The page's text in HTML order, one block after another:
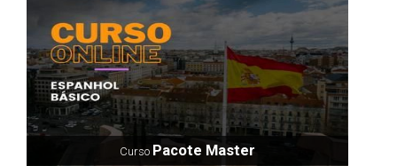
Curso Pacote Master